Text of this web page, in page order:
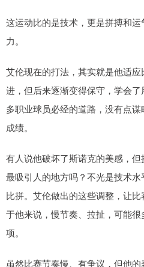
这运动比的是技术，更是拼搏和
力。
艾伦现在的打法，其实就是他适
进，但后来逐渐变得保守，学会
多职业球员必经的道路，没有点
成绩。
有人说他破坏了斯诺克的美感，
最吸引人的地方吗？不光是技术
比拼。艾伦做出的这些调整，让
于他来说，慢节奏、拉扯，可能
项。
虽然比赛节奏慢、有争议，但他